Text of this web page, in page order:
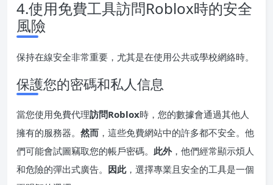
4.使用免費工具訪問Roblox時的安全
風險
保持在線安全非常重要，尤其是在使用公共或學校網絡時。
保護您的密碼和私人信息
當您使用免費代理訪問Roblox時，您的數據會通過其他人
擁有的服務器。 然而 ，這些免費網站中的許多都不安全。他
們可能會試圖竊取您的帳戶密碼。 此外，他們經常顯示煩人
和危險的彈出式廣告。 因此，選擇專業且安全的工具是一個